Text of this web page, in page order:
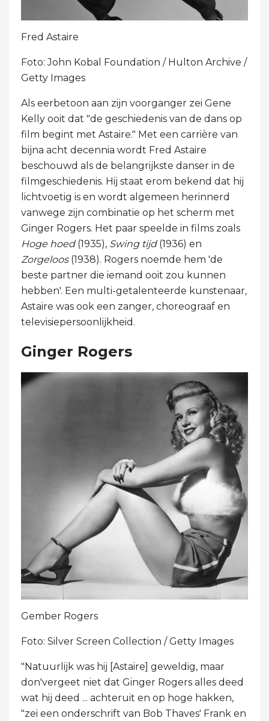
Fred Astaire
Foto: John Kobal Foundation / Hulton Archive /
Getty Images
Als eerbetoon aan zijn voorganger zei Gene
Kelly ooit dat "de geschiedenis van de dans op
film begint met Astaire." Met een carrière van
bijna acht decennia wordt Fred Astaire
beschouwd als de belangrijkste danser in de
filmgeschiedenis. Hij staat erom bekend dat hij
lichtvoetig is en wordt algemeen herinnerd
vanwege zijn combinatie op het scherm met
Ginger Rogers. Het paar speelde in films zoals
Hoge hoed(1935), Swing tijd(1936) en
Zorgeloos (1938). Rogers noemde hem 'de
beste partner die iemand ooit zou kunnen
hebben'. Een multi-getalenteerde kunstenaar,
Astaire was ook een zanger, choreograaf en
televisiepersoonlijkheid.
Ginger Rogers
Gember Rogers
Foto: Silver Screen Collection / Getty Images
"Natuurlijk was hij [Astaire] geweldig, maar
don'vergeet niet dat Ginger Rogers alles deed
wat hij deed ... achteruit en op hoge hakken,
"zei een onderschrift van Bob Thaves' Frank en